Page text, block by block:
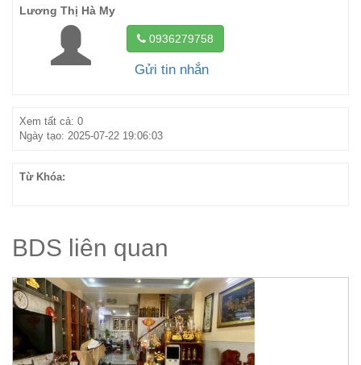
Lương Thị Hà My
0936279758
Gửi tin nhắn
Xem tất cả: 0
Ngày tạo: 2025-07-22 19:06:03
Từ Khóa:
BDS liên quan